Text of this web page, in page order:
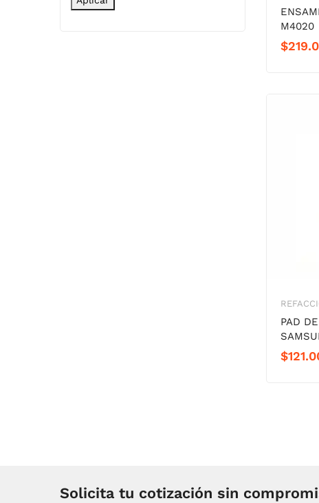
M4020
$
PAD
$
Solicita tu cotización sin